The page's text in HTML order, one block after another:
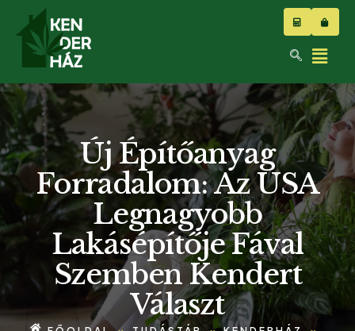
Új Építőanyag
Forradalom: Az USA
Legnagyobb
Lakásépítője Fával
Szemben Kendert
Választ